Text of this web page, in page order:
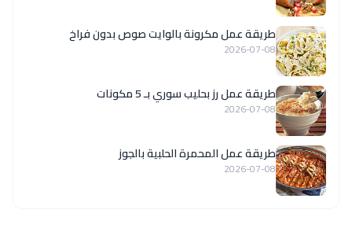
طريقة عمل مكرونة بالوايت صوص بدون فراخ
2026-07-08
طريقة عمل رز بحليب سوري بـ 5 مكونات
2026-07-08
طريقة عمل المحمرة الحلبية بالجوز
2026-07-08